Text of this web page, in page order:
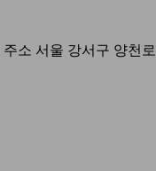
주소 서울 강서구 양천로